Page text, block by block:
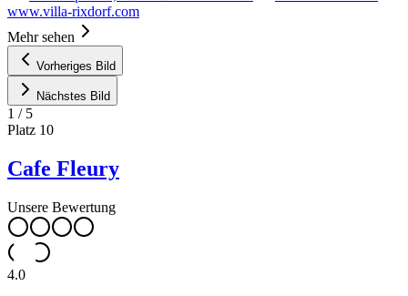
www.villa-rixdorf.com
Mehr sehen
Vorheriges Bild
Nächstes Bild
1 / 5
Platz 10
Cafe Fleury
Unsere Bewertung
4.0